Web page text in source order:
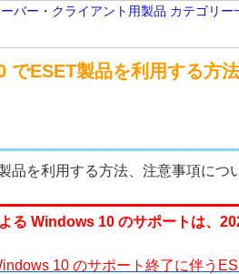
バー・クライアント用製品 カテゴリー
でESET製品を利用する方
品を利用する方法、注意事項につ
る Windows 10 のサポートは、
10 のサポート終了に伴う